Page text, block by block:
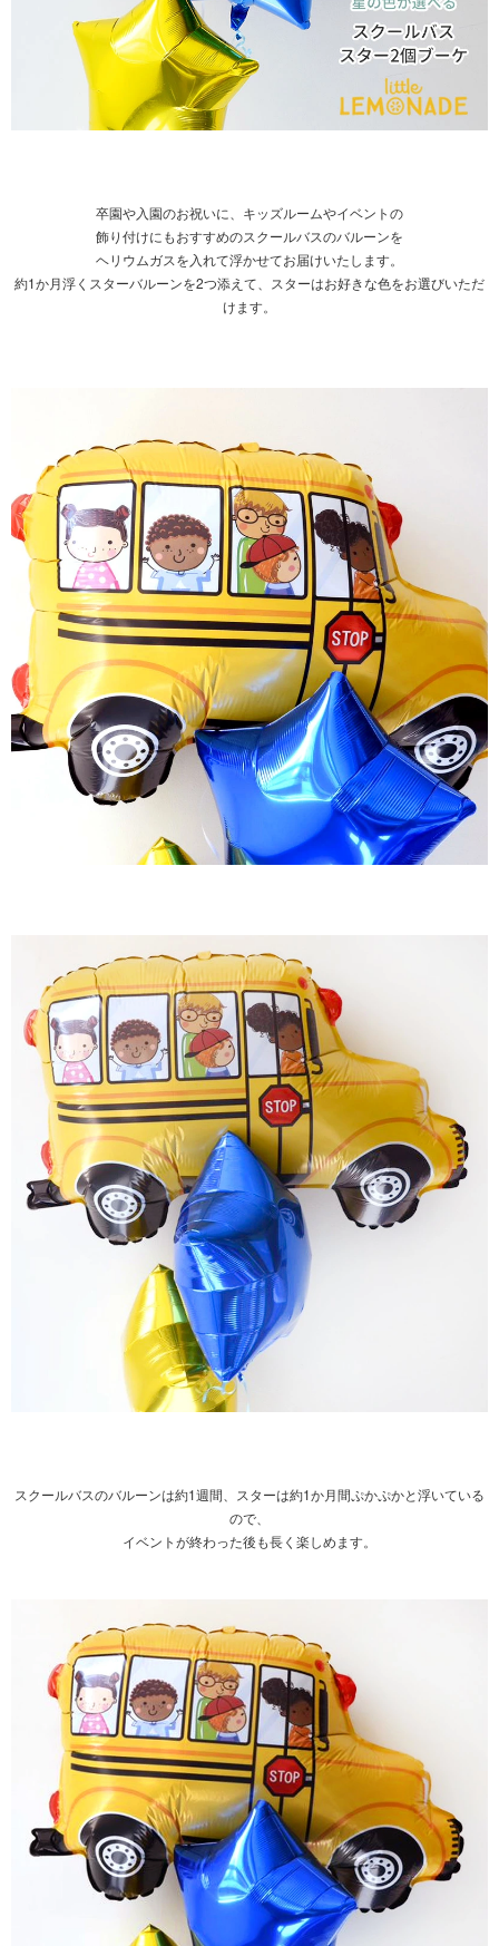
卒園や入園のお祝いに、キッズルームやイベントの
飾り付けにもおすすめのスクールバスのバルーンを
ヘリウムガスを入れて浮かせてお届けいたします。
約1か月浮くスターバルーンを2つ添えて、スターはお好きな色をお選びいただ
けます。
スクールバスのバルーンは約1週間、スターは約1か月間ぷかぷかと浮いている
ので、
イベントが終わった後も長く楽しめます。